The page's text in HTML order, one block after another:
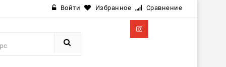
Войти Избранное Сравнение